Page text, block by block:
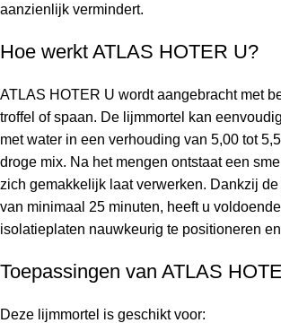
aanzienlijk vermindert.
Hoe werkt ATLAS HOTER U?
ATLAS HOTER U wordt aangebracht met
troffel of spaan. De lijmmortel kan
met water in een verhouding van 5,00 tot
droge mix. Na het mengen ontstaat een
zich gemakkelijk laat verwerken. Dankzij
van minimaal 25 minuten, heeft u
isolatieplaten nauwkeurig te positioneren
Toepassingen van ATLAS
Deze lijmmortel is geschikt voor: